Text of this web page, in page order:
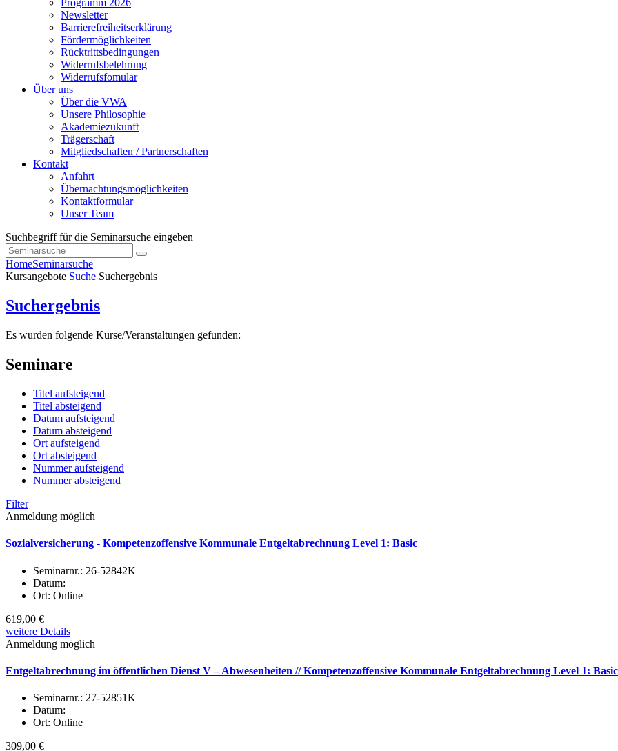
Programm 2026
Newsletter
Barrierefreiheitserklärung
Fördermöglichkeiten
Rücktrittsbedingungen
Widerrufsbelehrung
Widerrufsfomular
Über uns
Über die VWA
Unsere Philosophie
Akademiezukunft
Trägerschaft
Mitgliedschaften / Partnerschaften
Kontakt
Anfahrt
Übernachtungsmöglichkeiten
Kontaktformular
Unser Team
Suchbegriff für die Seminarsuche eingeben
HomeSeminarsuche
Kursangebote Suche Suchergebnis
Suchergebnis
Es wurden folgende Kurse/Veranstaltungen gefunden:
Seminare
Titel aufsteigend
Titel absteigend
Datum aufsteigend
Datum absteigend
Ort aufsteigend
Ort absteigend
Nummer aufsteigend
Nummer absteigend
Filter
Anmeldung möglich
Sozialversicherung - Kompetenzoffensive Kommunale Entgeltabrechnung Level 1: Basic
Seminarnr.: 26-52842K
Datum:
Ort: Online
619,00 €
weitere Details
Anmeldung möglich
Entgeltabrechnung im öffentlichen Dienst V – Abwesenheiten // Kompetenzoffensive Kommunale Entgeltabrechnung Level 1: Basic
Seminarnr.: 27-52851K
Datum:
Ort: Online
309,00 €